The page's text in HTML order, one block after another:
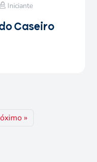
Iniciante
Caseiro
»